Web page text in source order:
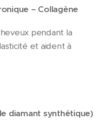
– Collagène
pendant la
et aident à
diamant synthétique)